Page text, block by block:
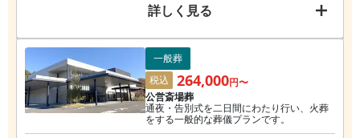
詳しく見る
一般葬
税込
264,000円〜
公営斎場葬
通夜・告別式を二日間にわたり行い、火葬
をする一般的な葬儀プランです。